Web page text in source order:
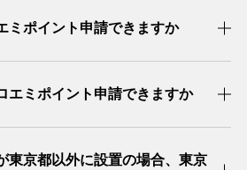
ミポイント申請できますか
エミポイント申請できますか
東京都以外に設置の場合、東京